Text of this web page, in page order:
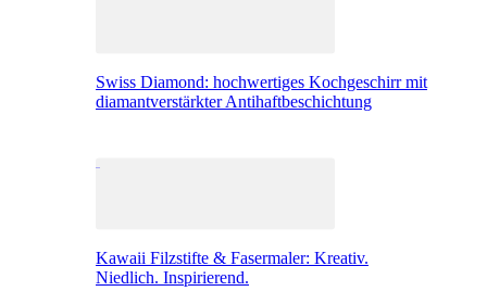
Swiss Diamond: hochwertiges Kochgeschirr mit
diamantverstärkter Antihaftbeschichtung
Kawaii Filzstifte & Fasermaler: Kreativ.
Niedlich. Inspirierend.